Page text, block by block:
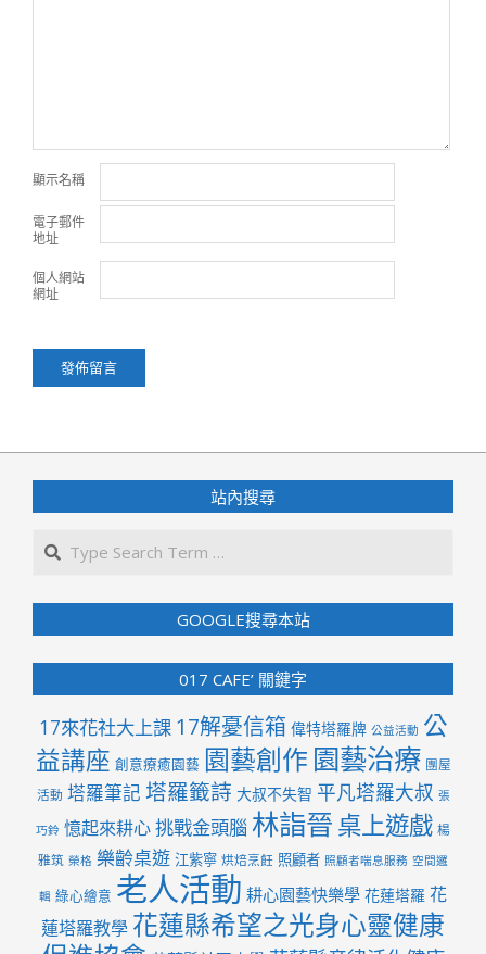
顯示名稱
電子郵件
地址
個人網站
網址
站內搜尋
GOOGLE搜尋本站
017 CAFE’ 關鍵字
17來花社大上課 17解憂信箱 偉特塔羅牌 公益活動 公
益講座 創意療癒園藝 園藝創作 園藝治療 團屋
活動 塔羅筆記 塔羅籤詩 大叔不失智 平凡塔羅大叔 張
巧鈴 憶起來耕心挑戰金頭腦 林詣晉桌上遊戲 楊
雅筑 榮格 樂齡桌遊 江紫寧 烘焙烹飪 照顧者 照顧者喘息服務 空間邏
輯 綠心繪意 老人活動 耕心園藝快樂學 花蓮塔羅 花
蓮塔羅教學 花蓮縣希望之光身心靈健康